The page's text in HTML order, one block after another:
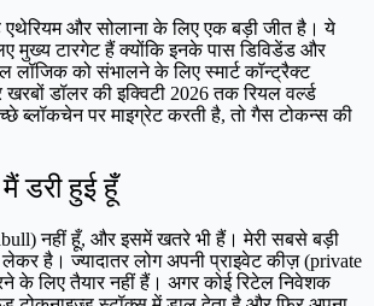
एथेरियम और सोलाना के लिए एक बड़ी जीत है। ये
मुख्य टारगेट हैं क्योंकि इनके पास डिविडेंड और
लॉजिक को संभालने के लिए स्मार्ट कॉन्ट्रैक्ट
डॉलर की इक्विटी 2026 तक रियल वर्ल्ड
ब्लॉकचेन पर माइग्रेट करती है, तो गैस टोकन्स की
डरी हुई हूँ
नहीं हूँ, और इसमें खतरे भी हैं। मेरी सबसे बड़ी
है। ज्यादातर लोग अपनी प्राइवेट कीज़ (private
के लिए तैयार नहीं हैं। अगर कोई रिटेल निवेशक